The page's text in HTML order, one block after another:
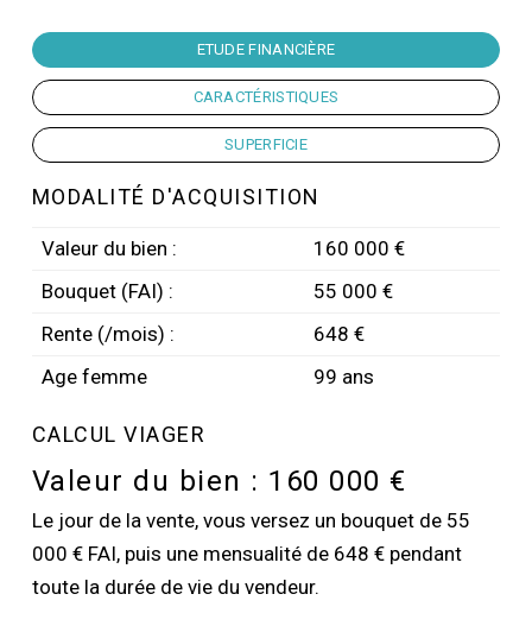
ETUDE FINANCIÈRE
CARACTÉRISTIQUES
SUPERFICIE
MODALITÉ D'ACQUISITION
Valeur du bien :
160 000 €
Bouquet (FAI) :
55 000 €
Rente (/mois) :
648 €
Age femme
99 ans
CALCUL VIAGER
Valeur du bien : 160 000 €
Le jour de la vente, vous versez un bouquet de 55
000 € FAI, puis une mensualité de 648 € pendant
toute la durée de vie du vendeur.